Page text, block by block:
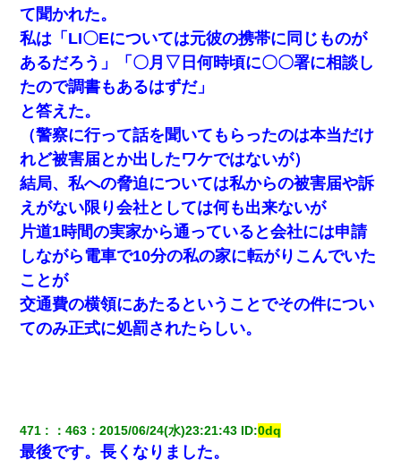
て聞かれた。
私は「LI〇Eについては元彼の携帯に同じものが
あるだろう」「〇月▽日何時頃に〇〇署に相談し
たので調書もあるはずだ」
と答えた。
（警察に行って話を聞いてもらったのは本当だけ
れど被害届とか出したワケではないが）
結局、私への脅迫については私からの被害届や訴
えがない限り会社としては何も出来ないが
片道1時間の実家から通っていると会社には申請
しながら電車で10分の私の家に転がりこんでいた
ことが
交通費の横領にあたるということでその件につい
てのみ正式に処罰されたらしい。
471 ：463 ：2015/06/24(水)23:21:43 ID:0dq
最後です。長くなりました。